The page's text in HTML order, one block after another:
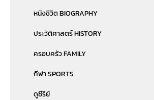
หนังชีวิต BIOGRAPHY
ประวัติศาสตร์ HISTORY
ครอบครัว FAMILY
กีฬา SPORTS
ดูซีรีย์